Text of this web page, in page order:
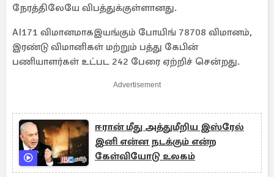
நேரத்திலேயே விபத்துக்குள்ளானது.
AI171 விமானமாகஇயங்கும் போயிங் 78708 விமானம்,
இரண்டு விமானிகள் மற்றும் பத்து கேபின்
பணியாளர்கள் உட்பட 242 பேரை ஏற்றிச் சென்றது.
Advertisement
ஈரான் மீது அத்துமீறிய இஸ்ரேல்
இனி என்ன நடக்கும் என்ற
கேள்வியோடு உலகம்